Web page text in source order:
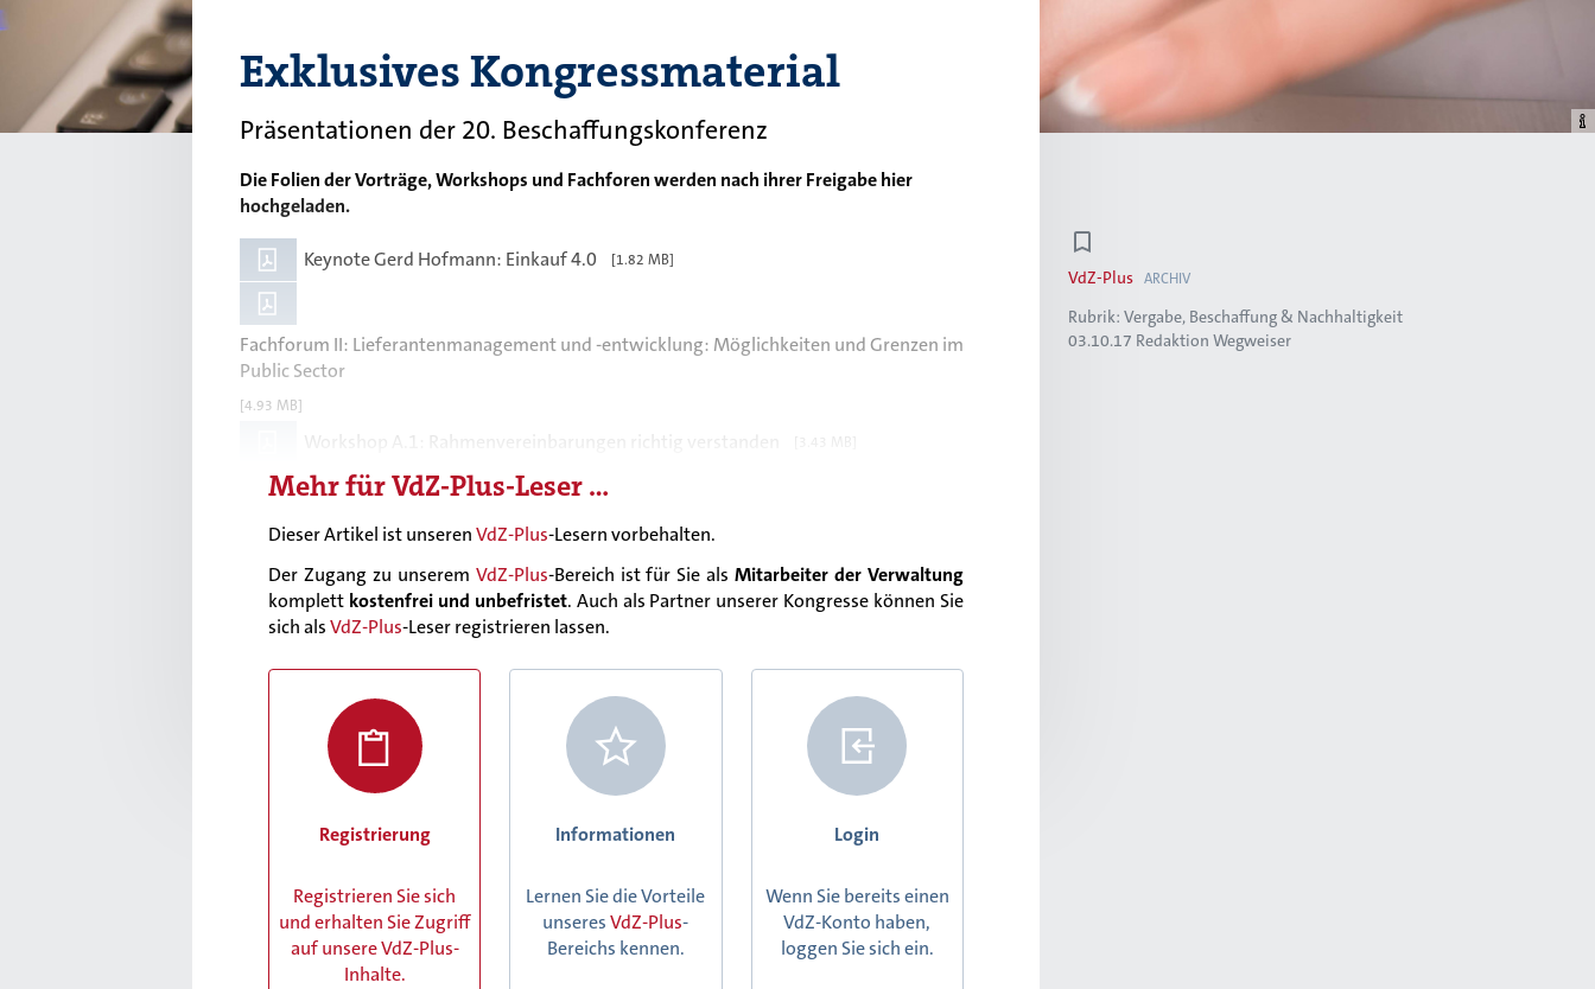
Exklusives Kongressmaterial
Präsentationen der 20. Beschaffungskonferenz
Die Folien der Vorträge, Workshops und Fachforen werden nach ihrer Freigabe hier
hochgeladen.
Keynote Gerd Hofmann: Einkauf 4.0 [1.82 MB]
Fachforum II: Lieferantenmanagement und -entwicklung: Möglichkeiten und Grenzen im
Public Sector
[4.93 MB]
Workshop A.1: Rahmenvereinbarungen richtig verstanden
Mehr fürVdZ-Plus-Leser …
Dieser Artikel ist unserenVdZ-Plus-Lesern vorbehalten.
Der Zugang zu unserem VdZ-Plus-Bereich ist für Sie alsMitarbeiter der Verwaltung
komplett kostenfrei und unbefristet. Auch als Partner unserer Kongresse können Sie
sich alsVdZ-Plus-Leser registrieren lassen.
Registrierung
Registrieren Sie sich
und erhalten Sie Zugriff
auf unsere VdZ-Plus-
Inhalte.
Informationen
Lernen Sie die Vorteile
unseresVdZ-Plus-
Bereichs kennen.
Login
Wenn Sie bereits einen
VdZ-Konto haben,
loggen Sie sich ein.
VdZ-Plus ARCHIV
Rubrik: Vergabe, Beschaffung & Nachhaltigkeit
03.10.17 Redaktion Wegweiser